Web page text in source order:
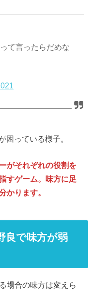
て言ったらだめな
困っている様子。
がそれぞれの役割を
すゲーム。味方に足
かります。
良で味方が弱
場合の味方は変えら